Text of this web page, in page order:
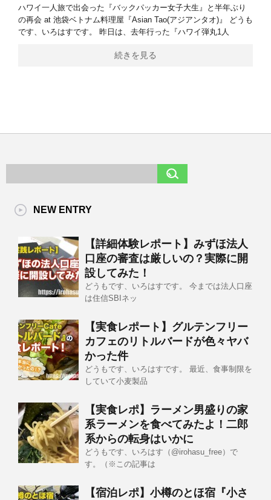
ハワイ一人旅で出会った『バックパッカー女子大生』と半年ぶり
の再会 at 池袋ベトナム料理屋『Asian Tao(アジアンタオ)』 どうも
です、いろはすです。 昨日は、去年行った『ハワイ弾丸1人
続きを見る
NEW ENTRY
【詳細体験レポート】みずほ法人
口座の審査は厳しいの？実際に開
設してみた！
どうもです、いろはすです。 今までは法人口座
は住信SBIネッ
【実食レポート】グルテンフリー
カフェのリトルバードが色々ヤバ
かった件
どうもです、いろはすです。 最近、食事制限を
していて小麦製品
【実食レポ】ラーメン男盛りの家
系ラーメンを食べてみたよ！二郎
系からの転身はいかに
どうもです、いろはす（@irohasu_free）で
す。（※この記事は
【宿泊レポ】小樽のとほ宿『小さ